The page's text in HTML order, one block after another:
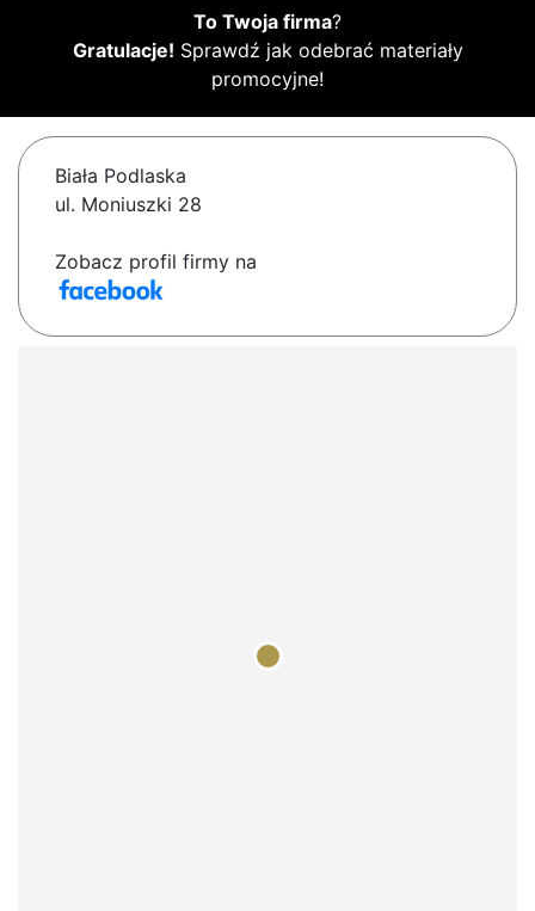
To Twoja firma?
Gratulacje! Sprawdź jak odebrać materiały
promocyjne!
Biała Podlaska
ul. Moniuszki 28
Zobacz profil firmy na